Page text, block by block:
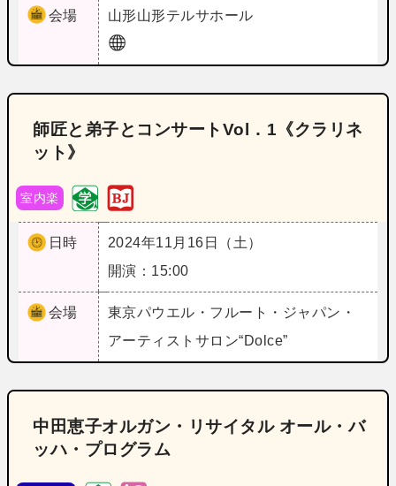
会場 山形山形テルサホール
師匠と弟子とコンサートVol．1《クラリネ
ット》
室内楽
日時
2024年11月16日（土）
開演：15:00
会場 東京パウエル・フルート・ジャパン・
アーティストサロン“Dolce”
中田恵子オルガン・リサイタル オール・バ
ッハ・プログラム